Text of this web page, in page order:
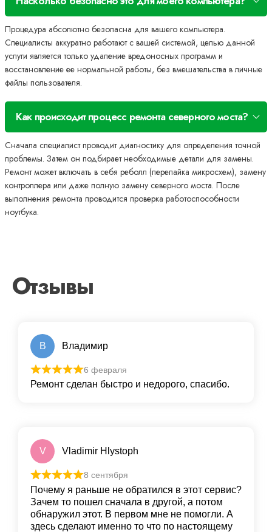
Процедура абсолютно безопасна для вашего компьютера.
Специалисты аккуратно работают с вашей системой, целью данной
услуги является только удаление вредоносных программ и
восстановление ее нормальной работы, без вмешательства в личные
файлы пользователя.
Как происходит процесс ремонта северного моста?
Сначала специалист проводит диагностику для определения точной
проблемы. Затем он подбирает необходимые детали для замены.
Ремонт может включать в себя реболл (перепайка микросхем), замену
контроллера или даже полную замену северного моста. После
выполнения ремонта проводится проверка работоспособности
ноутбука.
Отзывы
В Владимир
6 февраля
Ремонт сделан быстро и недорого, спасибо.
V Vladimir Hlystoph
8 сентября
Почему я раньше не обратился в этот сервис?
Зачем то пошел сначала в другой, а потом
обнаружил этот. В первом мне не помогли. А
здесь сделают именно то что по настоящему